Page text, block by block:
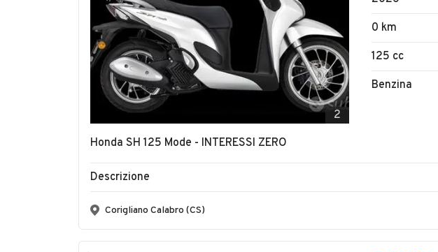
2
Honda SH 125 Mode - INTERESSI ZERO
0 km
125 cc
Benzina
Descrizione
Corigliano Calabro (CS)